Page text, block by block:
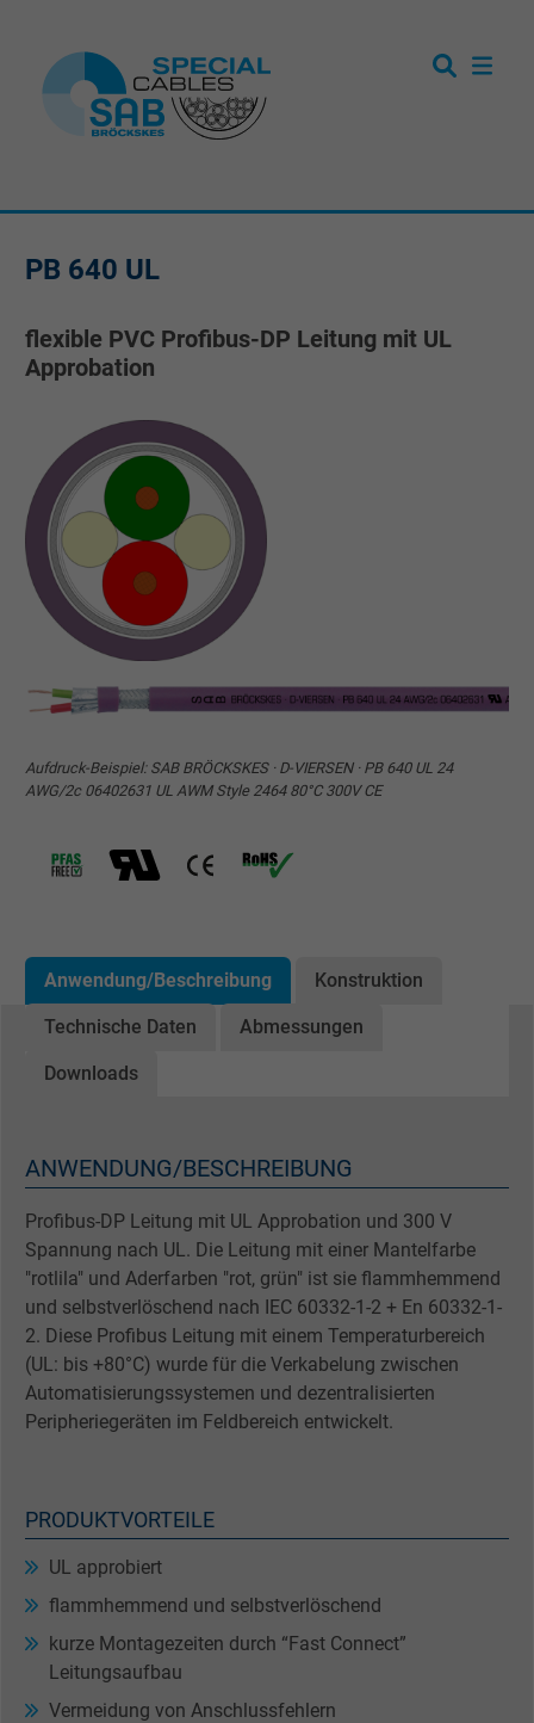
PB 640 UL
flexible PVC Profibus-DP Leitung mit UL
Approbation
Aufdruck-Beispiel: SAB BRÖCKSKES · D-VIERSEN · PB 640 UL 24
AWG/2c 06402631 UL AWM Style 2464 80°C 300V CE
Anwendung/Beschreibung Konstruktion
Technische Daten Abmessungen
Downloads
ANWENDUNG/BESCHREIBUNG
Profibus-DP Leitung mit UL Approbation und 300 V
Spannung nach UL. Die Leitung mit einer Mantelfarbe
"rotlila" und Aderfarben "rot, grün" ist sie flammhemmend
und selbstverlöschend nach IEC 60332-1-2 + En 60332-1-
2. Diese Profibus Leitung mit einem Temperaturbereich
(UL: bis +80°C) wurde für die Verkabelung zwischen
Automatisierungssystemen und dezentralisierten
Peripheriegeräten im Feldbereich entwickelt.
PRODUKTVORTEILE
UL approbiert
flammhemmend und selbstverlöschend
kurze Montagezeiten durch “Fast Connect”
Leitungsaufbau
Vermeidung von Anschlussfehlern